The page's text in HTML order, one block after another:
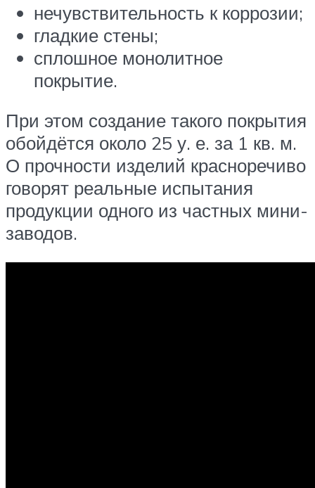
нечувствительность к коррозии;
гладкие стены;
сплошное монолитное
покрытие.
При этом создание такого покрытия
обойдётся около 25 у. е. за 1 кв. м.
О прочности изделий красноречиво
говорят реальные испытания
продукции одного из частных мини-
заводов.